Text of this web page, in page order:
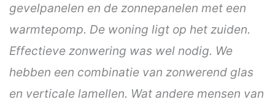
gevelpanelen en de zonnepanelen met een
warmtepomp. De woning ligt op het zuiden.
Effectieve zonwering was wel nodig. We
hebben een combinatie van zonwerend glas
en verticale lamellen. Wat andere mensen van